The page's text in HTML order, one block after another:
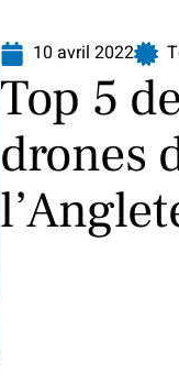
10 avril 2022
Top 5
drones